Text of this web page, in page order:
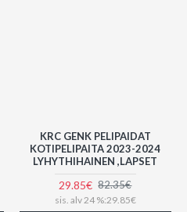
KRC GENK PELIPAIDAT
KOTIPELIPAITA 2023-2024
LYHYTHIHAINEN ,LAPSET
29.85€ 82.35€
sis. alv 24 %:29.85€